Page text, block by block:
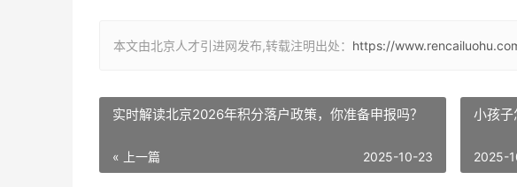
本文由北京人才引进网发布,转载注明出处： https://
实时解读北京2026年积分落户政策，你准备申报吗？
« 上一篇 2025-10-23
小孩子
2025-